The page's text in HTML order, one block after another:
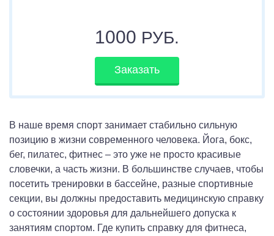
1000 РУБ.
Заказать
В наше время спорт занимает стабильно сильную
позицию в жизни современного человека. Йога, бокс,
бег, пилатес, фитнес – это уже не просто красивые
словечки, а часть жизни. В большинстве случаев, чтобы
посетить тренировки в бассейне, разные спортивные
секции, вы должны предоставить медицинскую справку
о состоянии здоровья для дальнейшего допуска к
занятиям спортом. Где купить справку для фитнеса,